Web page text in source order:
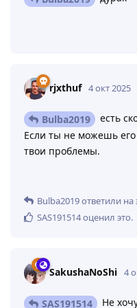
rjxthuf 4 окт 2025
Bulba2019
есть
Если ты не можешь
твои проблемы.
Bulba2019ответили
SAS191514оценил это.
SakushaNoShi 4
SAS191514 Не